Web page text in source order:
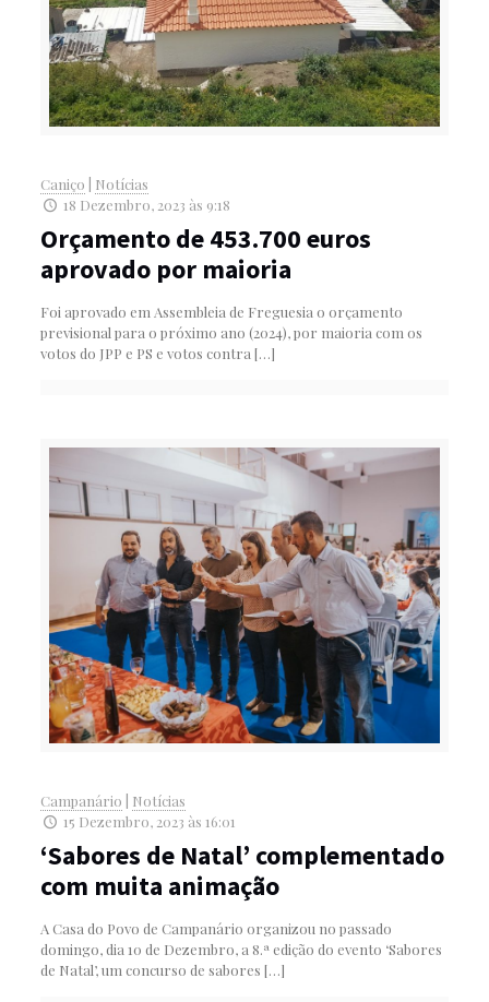
Caniço
Notícias
18 Dezembro, 2023 às 9:18
Orçamento de 453.700 euros
aprovado por maioria
Foi aprovado em Assembleia de Freguesia o orçamento
previsional para o próximo ano (2024), por maioria com os
votos do JPP e PS e votos contra […]
Campanário
Notícias
15 Dezembro, 2023 às 16:01
‘Sabores de Natal’ complementado
com muita animação
A Casa do Povo de Campanário organizou no passado
domingo, dia 10 de Dezembro, a 8.ª edição do evento ‘Sabores
de Natal’, um concurso de sabores […]